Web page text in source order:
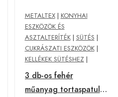
METALTEX| KONYHAI
ESZKÖZÖK ÉS
ASZTALTERÍTÉK| SÜTÉS |
CUKRÁSZATI ESZKÖZÖK|
KELLÉKEK SÜTÉSHEZ |
3 db-os fehér
műanyag tortaspatula